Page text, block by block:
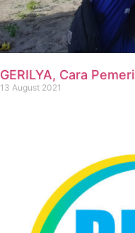
GERILYA, Cara
13 August 2021